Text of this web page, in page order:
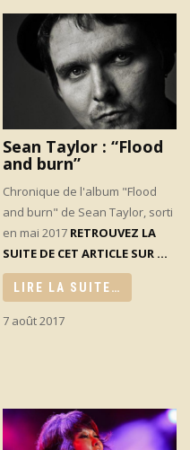
Sean Taylor : “Flood
and burn”
Chronique de l'album "Flood
and burn" de Sean Taylor, sorti
en mai 2017 RETROUVEZ LA
SUITE DE CET ARTICLE SUR ...
LIRE LA SUITE…
7 août 2017